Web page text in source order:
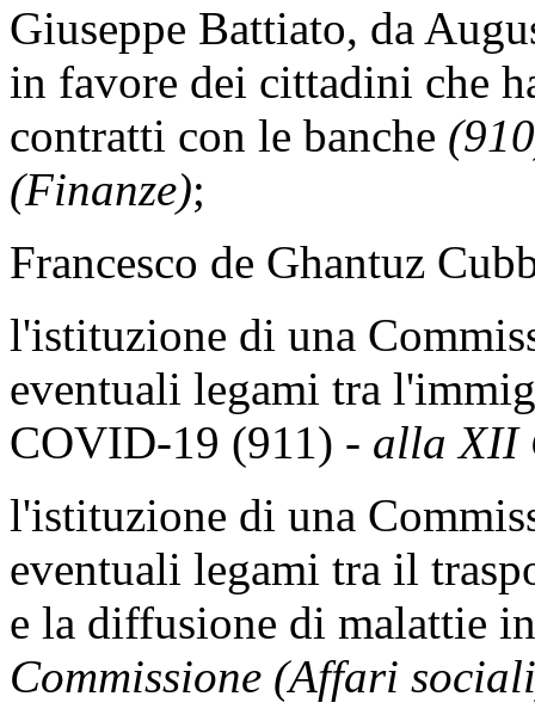
Giuseppe Battiato, da
in favore dei cittadini che
contratti con le banche
(Finanze);
Francesco de Ghantuz
l'istituzione di una
eventuali legami tra
COVID-19 (911) - alla XII
l'istituzione di una
eventuali legami tra il
e la diffusione di malattie
Commissione (Affari